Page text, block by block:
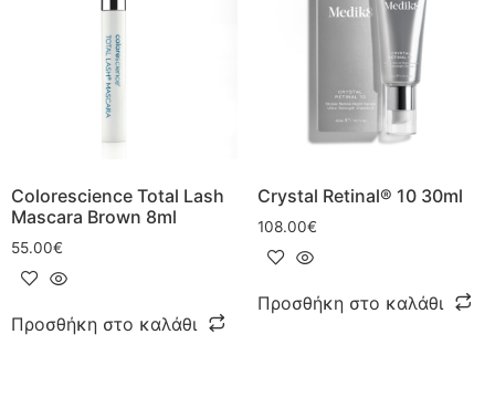
Colorescience Total Lash
Mascara Brown 8ml
55.00€
Προσθήκη στο καλάθι
Crystal Retinal® 10 30ml
108.00€
Προσθήκη στο καλάθι